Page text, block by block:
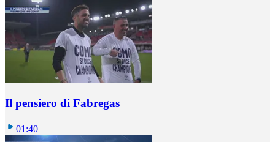
Il pensiero di Fabregas
01:40